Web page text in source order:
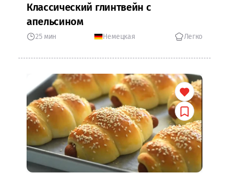
Классический глинтвейн с
апельсином
25 мин Немецкая Легко